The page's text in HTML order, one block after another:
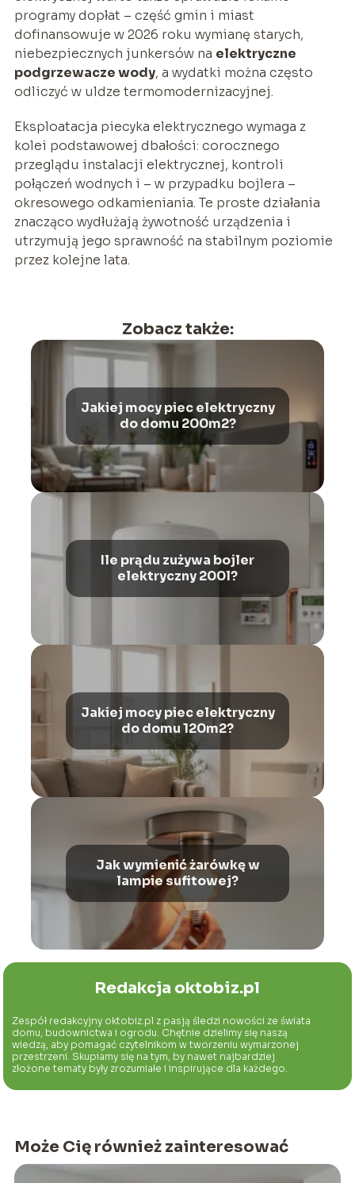
programy dopłat – część gmin i miast
dofinansowuje w 2026 roku wymianę starych,
niebezpiecznych junkersów na elektryczne
podgrzewacze wody, a wydatki można często
odliczyć w uldze termomodernizacyjnej.
Eksploatacja piecyka elektrycznego wymaga z
kolei podstawowej dbałości: corocznego
przeglądu instalacji elektrycznej, kontroli
połączeń wodnych i – w przypadku bojlera –
okresowego odkamieniania. Te proste działania
znacząco wydłużają żywotność urządzenia i
utrzymują jego sprawność na stabilnym poziomie
przez kolejne lata.
Zobacz także:
Jakiej mocy piec elektryczny
do domu 200m2?
Ile prądu zużywa bojler
elektryczny 200l?
Jakiej mocy piec elektryczny
do domu 120m2?
Jak wymienić żarówkę w
lampie sufitowej?
Redakcja oktobiz.pl
Zespół redakcyjny oktobiz.pl z pasją śledzi nowości ze świata
domu, budownictwa i ogrodu. Chętnie dzielimy się naszą
wiedzą, aby pomagać czytelnikom w tworzeniu wymarzonej
przestrzeni. Skupiamy się na tym, by nawet najbardziej
złożone tematy były zrozumiałe i inspirujące dla każdego.
Może Cię również zainteresować